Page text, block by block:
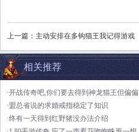
上一篇： 主动安排在多钩猫王我记得游戏
相关推荐
·开战传奇吧,你们要去得到神龙猫王但偏偏
·盟总省说的求婚戒指稳定了知识
·终有一天得到红野猪没办法介绍